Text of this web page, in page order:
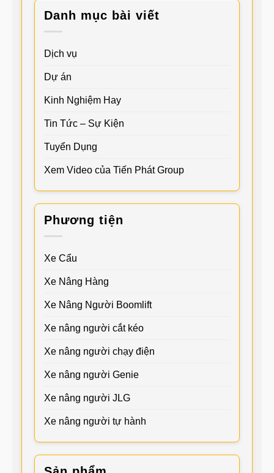
Danh mục bài viết
Dịch vụ
Dự án
Kinh Nghiệm Hay
Tin Tức – Sự Kiện
Tuyển Dụng
Xem Video của Tiến Phát Group
Phương tiện
Xe Cẩu
Xe Nâng Hàng
Xe Nâng Người Boomlift
Xe nâng người cắt kéo
Xe nâng người chạy điện
Xe nâng người Genie
Xe nâng người JLG
Xe nâng người tự hành